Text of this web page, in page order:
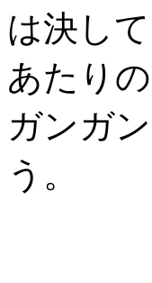
は決し
あたり
ガンガ
う。